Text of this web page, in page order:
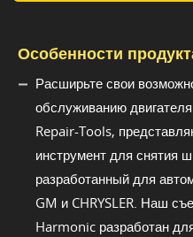
Особенности
Расширьте свои
обслуживанию
Repair-Tools,
инструмент для снятия
разработанный для
GM и CHRYSLER. Наш
Harmonic разработан